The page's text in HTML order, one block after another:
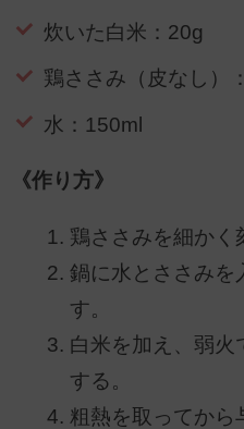
炊いた白米：20g
鶏ささみ（皮なし）
水：150ml
《作り方》
鶏ささみを細かく
鍋に水とささみを
す。
白米を加え、弱火
する。
粗熱を取ってから